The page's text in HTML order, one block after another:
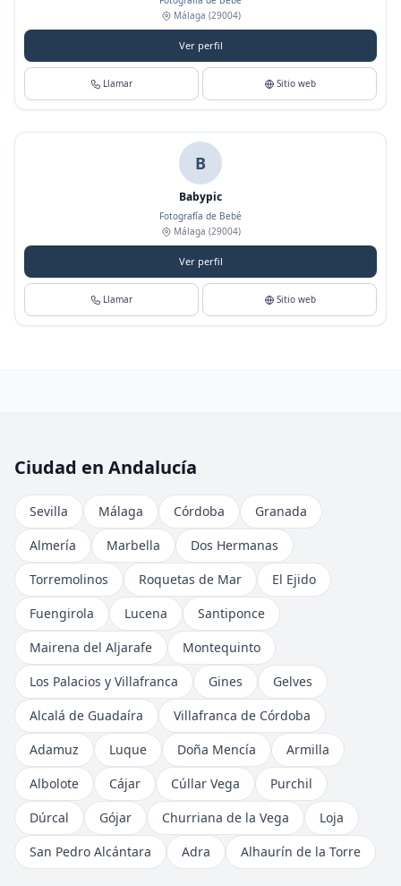
Málaga (29004)
Ver perfil
Llamar Sitio web
B
Babypic
Fotografía de Bebé
Málaga (29004)
Ver perfil
Llamar Sitio web
Ciudad en Andalucía
Sevilla Málaga Córdoba
Granada
Almería
Marbella
Dos Hermanas
Torremolinos
Roquetas de Mar
El Ejido
Fuengirola
Lucena
Santiponce
Mairena del Aljarafe
Montequinto
Los Palacios y Villafranca
Gines
Gelves
Alcalá de Guadaíra
Villafranca de Córdoba
Adamuz
Luque Doña Mencía
Armilla
Albolote
Cájar Cúllar Vega
Purchil
Dúrcal
Gójar Churriana de la Vega
Loja
San Pedro Alcántara
Adra Alhaurín de la Torre